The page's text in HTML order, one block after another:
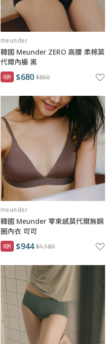
meunder
韓國 Meunder ZERO 高腰 柔棉莫
代爾內褲 黑
8折 $680 $850
meunder
韓國 Meunder 零束感莫代爾無鋼
圈內衣 可可
8折 $944 $1,180